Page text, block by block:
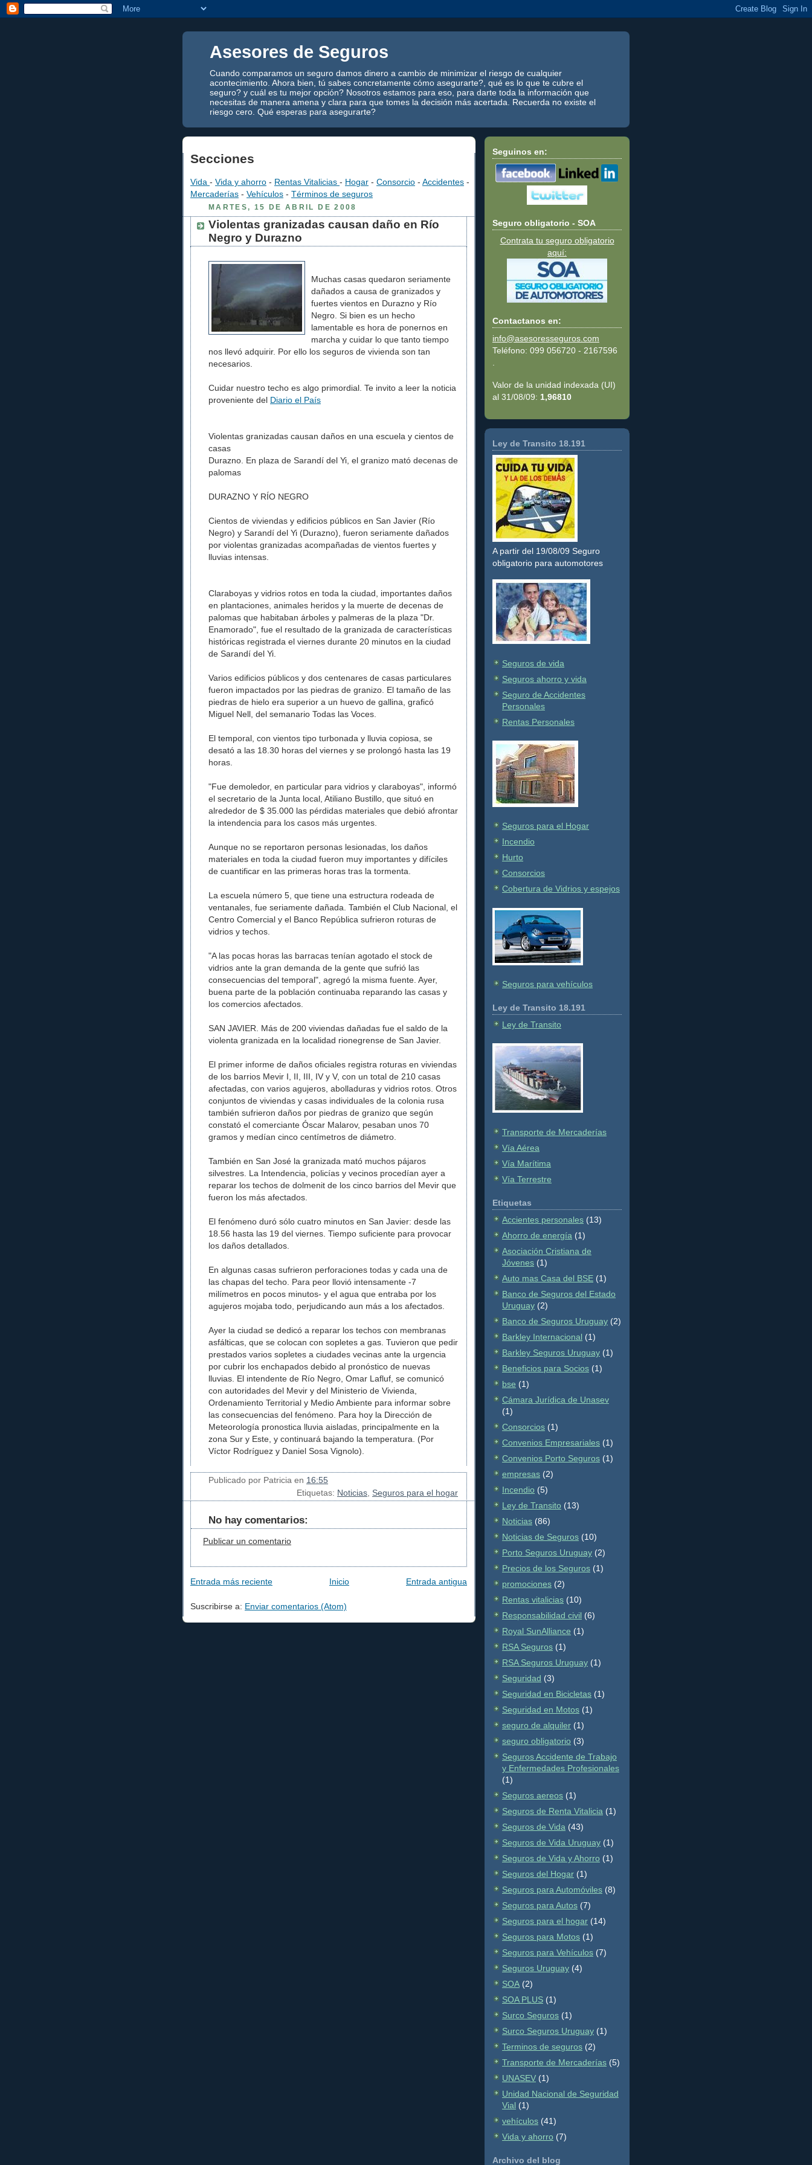
Asesores de Seguros
Cuando comparamos un seguro damos dinero a cambio de minimizar el riesgo de cualquier
acontecimiento. Ahora bien, tú sabes concretamente cómo asegurarte?, qué es lo que te cubre el
seguro? y cuál es tu mejor opción? Nosotros estamos para eso, para darte toda la información que
necesitas de manera amena y clara para que tomes la decisión más acertada. Recuerda no existe el
riesgo cero. Qué esperas para asegurarte?
Secciones
Vida - Vida y ahorro - Rentas Vitalicias - Hogar - Consorcio - Accidentes -
Mercaderías - Vehículos - Términos de seguros
MARTES, 15 DE ABRIL DE 2008
Violentas granizadas causan daño en Río
Negro y Durazno
Muchas casas quedaron seriamente
dañados a causa de granizados y
fuertes vientos en Durazno y Río
Negro. Si bien es un hecho
lamentable es hora de ponernos en
marcha y cuidar lo que tanto tiempo
nos llevó adquirir. Por ello los seguros de vivienda son tan
necesarios.
Cuidar nuestro techo es algo primordial. Te invito a leer la noticia
proveniente del Diario el País
Violentas granizadas causan daños en una escuela y cientos de
casas
Durazno. En plaza de Sarandí del Yi, el granizo mató decenas de
palomas
DURAZNO Y RÍO NEGRO
Cientos de viviendas y edificios públicos en San Javier (Río
Negro) y Sarandí del Yi (Durazno), fueron seriamente dañados
por violentas granizadas acompañadas de vientos fuertes y
lluvias intensas.
Claraboyas y vidrios rotos en toda la ciudad, importantes daños
en plantaciones, animales heridos y la muerte de decenas de
palomas que habitaban árboles y palmeras de la plaza "Dr.
Enamorado", fue el resultado de la granizada de características
históricas registrada el viernes durante 20 minutos en la ciudad
de Sarandí del Yi.
Varios edificios públicos y dos centenares de casas particulares
fueron impactados por las piedras de granizo. El tamaño de las
piedras de hielo era superior a un huevo de gallina, graficó
Miguel Nell, del semanario Todas las Voces.
El temporal, con vientos tipo turbonada y lluvia copiosa, se
desató a las 18.30 horas del viernes y se prolongó hasta las 19
horas.
"Fue demoledor, en particular para vidrios y claraboyas", informó
el secretario de la Junta local, Atiliano Bustillo, que situó en
alrededor de $ 35.000 las pérdidas materiales que debió afrontar
la intendencia para los casos más urgentes.
Aunque no se reportaron personas lesionadas, los daños
materiales en toda la ciudad fueron muy importantes y difíciles
de cuantificar en las primeras horas tras la tormenta.
La escuela número 5, que tiene una estructura rodeada de
ventanales, fue seriamente dañada. También el Club Nacional, el
Centro Comercial y el Banco República sufrieron roturas de
vidrios y techos.
"A las pocas horas las barracas tenían agotado el stock de
vidrios ante la gran demanda de la gente que sufrió las
consecuencias del temporal", agregó la misma fuente. Ayer,
buena parte de la población continuaba reparando las casas y
los comercios afectados.
SAN JAVIER. Más de 200 viviendas dañadas fue el saldo de la
violenta granizada en la localidad rionegrense de San Javier.
El primer informe de daños oficiales registra roturas en viviendas
de los barrios Mevir I, II, III, IV y V, con un total de 210 casas
afectadas, con varios agujeros, abolladuras y vidrios rotos. Otros
conjuntos de viviendas y casas individuales de la colonia rusa
también sufrieron daños por piedras de granizo que según
constató el comerciante Óscar Malarov, pesaban unos 70
gramos y medían cinco centímetros de diámetro.
También en San José la granizada mató muchos pájaros
silvestres. La Intendencia, policías y vecinos procedían ayer a
reparar los techos de dolmenit de los cinco barrios del Mevir que
fueron los más afectados.
El fenómeno duró sólo cuatro minutos en San Javier: desde las
18.56 hasta las 19 del viernes. Tiempo suficiente para provocar
los daños detallados.
En algunas casas sufrieron perforaciones todas y cada una de
las chapas del techo. Para peor llovió intensamente -7
milímetros en pocos minutos- y el agua que entraba por los
agujeros mojaba todo, perjudicando aun más a los afectados.
Ayer la ciudad se dedicó a reparar los techos con membranas
asfálticas, que se colocan con sopletes a gas. Tuvieron que pedir
prestados varios sopletes a ciudades vecinas ante la urgencia
por cubrir los enchapados debido al pronóstico de nuevas
lluvias. El intendente de Río Negro, Omar Lafluf, se comunicó
con autoridades del Mevir y del Ministerio de Vivienda,
Ordenamiento Territorial y Medio Ambiente para informar sobre
las consecuencias del fenómeno. Para hoy la Dirección de
Meteorología pronostica lluvia aisladas, principalmente en la
zona Sur y Este, y continuará bajando la temperatura. (Por
Víctor Rodríguez y Daniel Sosa Vignolo).
Publicado por Patricia en 16:55
Etiquetas: Noticias Seguros para el hogar
No hay comentarios:
Publicar un comentario
Entrada más reciente Entrada antigua
Inicio
Suscribirse a: Enviar comentarios (Atom)
Seguinos en:
Seguro obligatorio - SOA
Contrata tu seguro obligatorio
aquí:
Contactanos en:
info@asesoresseguros.com
Teléfono: 099 056720 - 2167596
Valor de la unidad indexada (UI)
al 31/08/09: 1,96810
Ley de Transito 18.191
A partir del 19/08/09 Seguro
obligatorio para automotores
Seguros de vida
Seguros ahorro y vida
Seguro de Accidentes
Personales
Rentas Personales
Seguros para el Hogar
Incendio
Hurto
Consorcios
Cobertura de Vidrios y espejos
Seguros para vehículos
Ley de Transito 18.191
Ley de Transito
Transporte de Mercaderías
Vía Aérea
Vía Marítima
Vía Terrestre
Etiquetas
Accientes personales (13)
Ahorro de energía (1)
Asociación Cristiana de
Jóvenes (1)
Auto mas Casa del BSE (1)
Banco de Seguros del Estado
Uruguay (2)
Banco de Seguros Uruguay (2)
Barkley Internacional (1)
Barkley Seguros Uruguay (1)
Beneficios para Socios (1)
bse (1)
Cámara Jurídica de Unasev
(1)
Consorcios (1)
Convenios Empresariales (1)
Convenios Porto Seguros (1)
empresas (2)
Incendio (5)
Ley de Transito (13)
Noticias (86)
Noticias de Seguros (10)
Porto Seguros Uruguay (2)
Precios de los Seguros (1)
promociones (2)
Rentas vitalicias (10)
Responsabilidad civil (6)
Royal SunAlliance (1)
RSA Seguros (1)
RSA Seguros Uruguay (1)
Seguridad (3)
Seguridad en Bicicletas (1)
Seguridad en Motos (1)
seguro de alquiler (1)
seguro obligatorio (3)
Seguros Accidente de Trabajo
y Enfermedades Profesionales
(1)
Seguros aereos (1)
Seguros de Renta Vitalicia (1)
Seguros de Vida (43)
Seguros de Vida Uruguay (1)
Seguros de Vida y Ahorro (1)
Seguros del Hogar (1)
Seguros para Automóviles (8)
Seguros para Autos (7)
Seguros para el hogar (14)
Seguros para Motos (1)
Seguros para Vehículos (7)
Seguros Uruguay (4)
SOA (2)
SOA PLUS (1)
Surco Seguros (1)
Surco Seguros Uruguay (1)
Terminos de seguros (2)
Transporte de Mercaderías (5)
UNASEV (1)
Unidad Nacional de Seguridad
Vial (1)
vehículos (41)
Vida y ahorro (7)
Archivo del blog